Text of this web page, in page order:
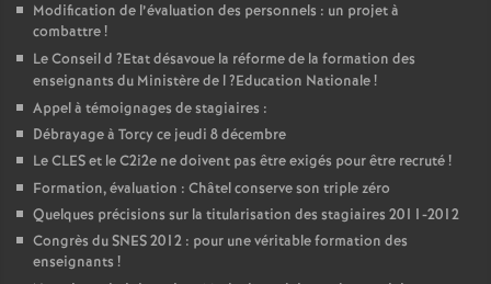
Modification de l’évaluation des personnels : un projet à
combattre!
Le Conseil d ?Etat désavoue la réforme de la formation des
enseignants du Ministère de l?Education Nationale!
Appel à témoignages de stagiaires :
Débrayage à Torcy ce jeudi 8 décembre
LeCLESet le C2i2e ne doivent pas être exigés pour être recruté!
Formation, évaluation : Châtel conserve son triple zéro
Quelques précisions sur la titularisation des stagiaires 2011-2012
Congrès duSNES2012 : pour une véritable formation des
enseignants !